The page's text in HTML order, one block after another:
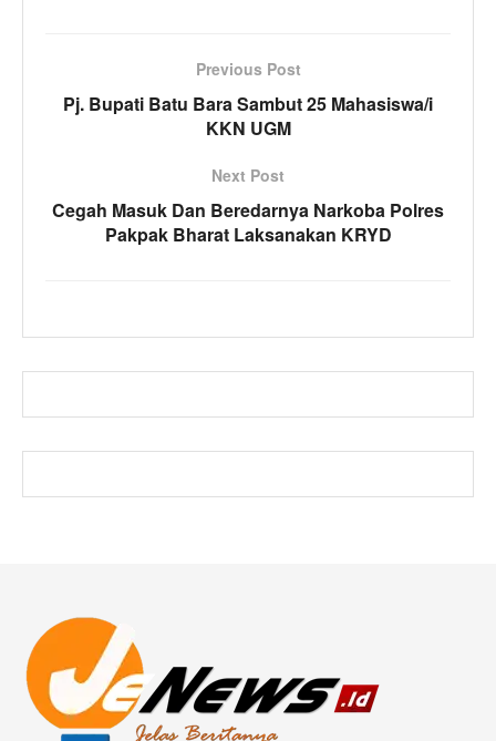
Previous Post
Pj. Bupati Batu Bara Sambut 25 Mahasiswa/i
KKN UGM
Next Post
Cegah Masuk Dan Beredarnya Narkoba Polres
Pakpak Bharat Laksanakan KRYD